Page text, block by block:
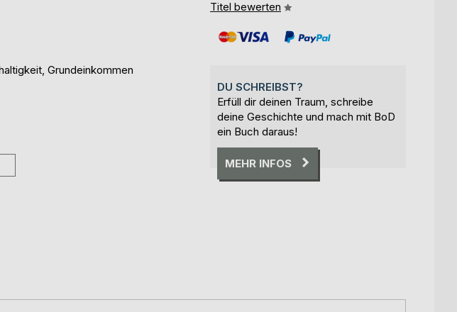
Grundeinkommen
Titel bewerten
DU SCHREIBST?
Erfüll dir deinen Traum, schreibe
deine Geschichte und mach mit BoD
ein Buch daraus!
MEHR INFOS